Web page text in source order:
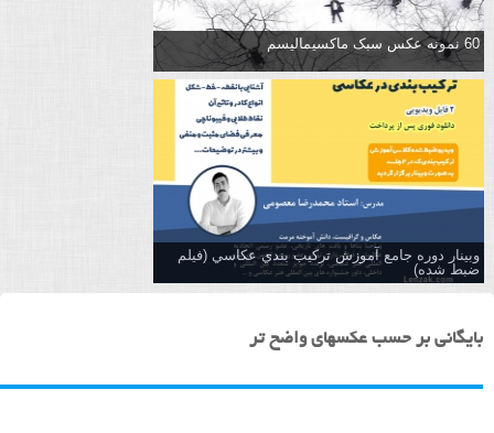
60 نمونه عکس سبک ماکسیمالیسم
وبینار دوره جامع آموزش تركيب بندي عكاسي (فیلم
ضبط شده)
بایگانی بر حسب عکسهای واضح تر